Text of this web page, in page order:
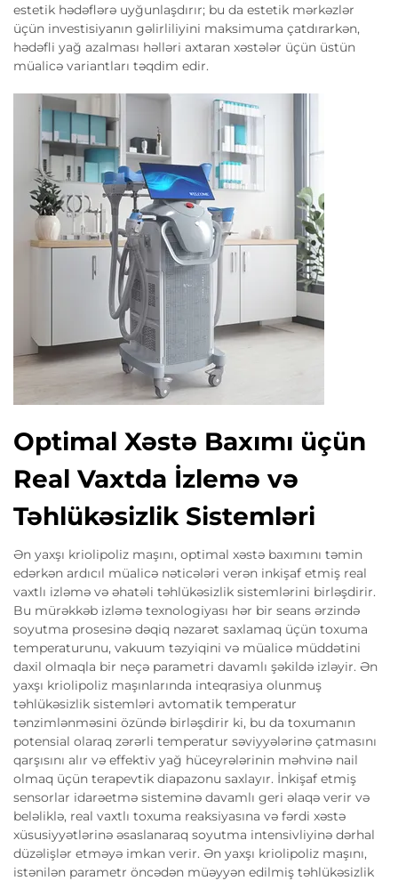
estetik hədəflərə uyğunlaşdırır; bu da estetik mərkəzlər
üçün investisiyanın gəlirliliyini maksimuma çatdırarkən,
hədəfli yağ azalması həlləri axtaran xəstələr üçün üstün
müalicə variantları təqdim edir.
Optimal Xəstə Baxımı üçün
Real Vaxtda İzlemə və
Təhlükəsizlik Sistemləri
Ən yaxşı kriolipoliz maşını, optimal xəstə baxımını təmin
edərkən ardıcıl müalicə nəticələri verən inkişaf etmiş real
vaxtlı izləmə və əhatəli təhlükəsizlik sistemlərini birləşdirir.
Bu mürəkkəb izləmə texnologiyası hər bir seans ərzində
soyutma prosesinə dəqiq nəzarət saxlamaq üçün toxuma
temperaturunu, vakuum təzyiqini və müalicə müddətini
daxil olmaqla bir neçə parametri davamlı şəkildə izləyir. Ən
yaxşı kriolipoliz maşınlarında inteqrasiya olunmuş
təhlükəsizlik sistemləri avtomatik temperatur
tənzimlənməsini özündə birləşdirir ki, bu da toxumanın
potensial olaraq zərərli temperatur səviyyələrinə çatmasını
qarşısını alır və effektiv yağ hüceyrələrinin məhvinə nail
olmaq üçün terapevtik diapazonu saxlayır. İnkişaf etmiş
sensorlar idarəetmə sisteminə davamlı geri əlaqə verir və
beləliklə, real vaxtlı toxuma reaksiyasına və fərdi xəstə
xüsusiyyətlərinə əsaslanaraq soyutma intensivliyinə dərhal
düzəlişlər etməyə imkan verir. Ən yaxşı kriolipoliz maşını,
istənilən parametr öncədən müəyyən edilmiş təhlükəsizlik